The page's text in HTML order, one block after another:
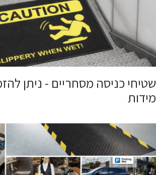
שטיחי כניסה מסחריים - ניתן
מידות